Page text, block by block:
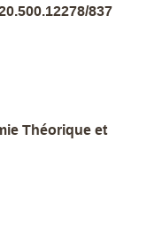
837
Théorique et